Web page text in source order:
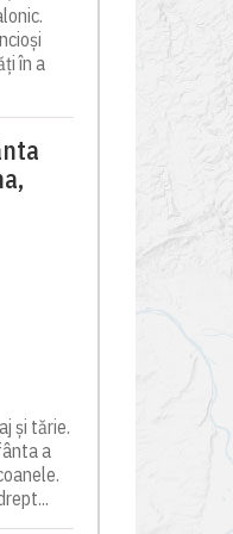
în a
și tărie.
a